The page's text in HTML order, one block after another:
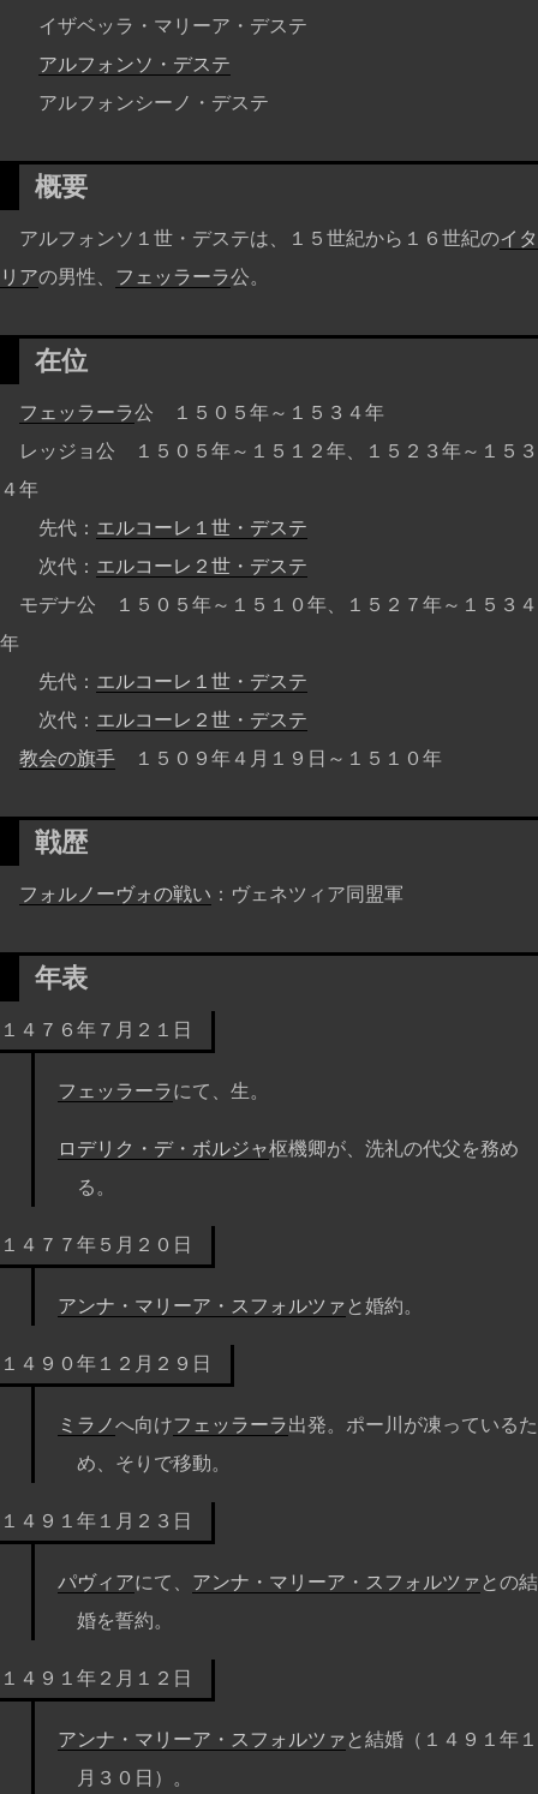
イザベッラ・マリーア・デステ
アルフォンソ・デステ
アルフォンシーノ・デステ
概要
アルフォンソ１世・デステは、１５世紀から１６世紀のイタ
リアの男性、 フェッラーラ公。
在位
フェッラーラ公 １５０５年～１５３４年
レッジョ公 １５０５年～１５１２年、１５２３年～１５３
４年
先代： エルコーレ１世・デステ
次代： エルコーレ２世・デステ
モデナ公 １５０５年～１５１０年、１５２７年～１５３４
年
先代： エルコーレ１世・デステ
次代： エルコーレ２世・デステ
教会の旗手 １５０９年４月１９日～１５１０年
戦歴
フォルノーヴォの戦い ：ヴェネツィア同盟軍
年表
１４７６年７月２１日
フェッラーラにて、生。
ロデリク・デ・ボルジャ枢機卿が、洗礼の代父を務め
る。
１４７７年５月２０日
アンナ・マリーア・スフォルツァ と婚約。
１４９０年１２月２９日
ミラノへ向けフェッラーラ出発。ポー川が凍っているた
め、そりで移動。
１４９１年１月２３日
パヴィアにて、 アンナ・マリーア・スフォルツァ との結
婚を誓約。
１４９１年２月１２日
アンナ・マリーア・スフォルツァ と結婚（１４９１年１
月３０日）。